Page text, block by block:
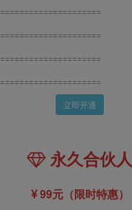
=====================
=====================
=====================
=====================
立即开通
永久合伙人
99元（限时特惠）